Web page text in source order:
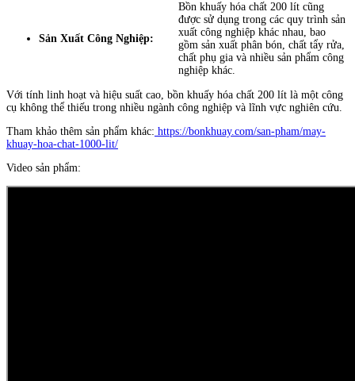
Sản Xuất Công Nghiệp:
Bồn khuấy hóa chất 200 lít cũng
được sử dụng trong các quy trình sản
xuất công nghiệp khác nhau, bao
gồm sản xuất phân bón, chất tẩy rửa,
chất phụ gia và nhiều sản phẩm công
nghiệp khác.
Với tính linh hoạt và hiệu suất cao, bồn khuấy hóa chất 200 lít là một công
cụ không thể thiếu trong nhiều ngành công nghiệp và lĩnh vực nghiên cứu.
Tham khảo thêm sản phẩm khác: https://bonkhuay.com/san-pham/may-
khuay-hoa-chat-1000-lit/
Video sản phẩm: